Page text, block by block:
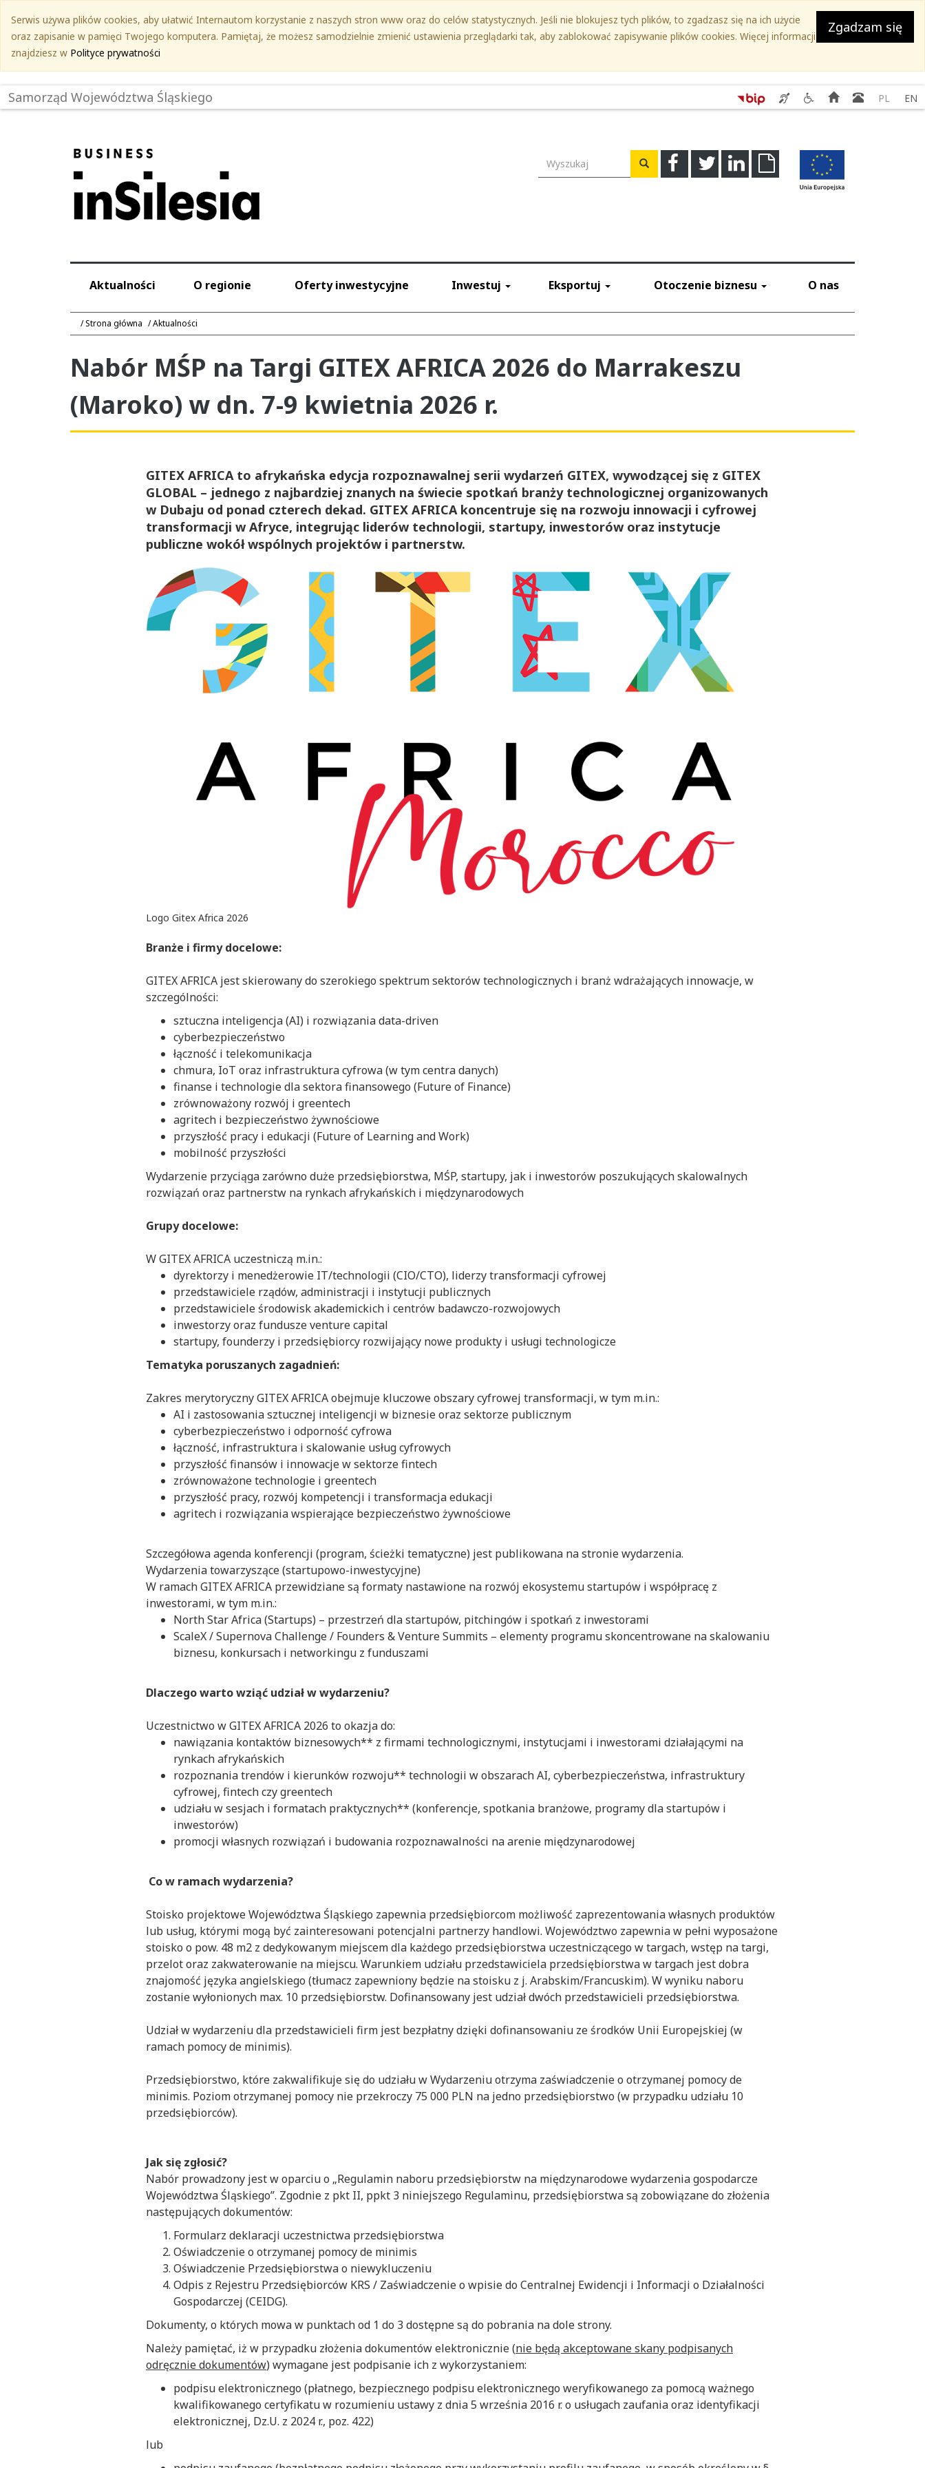
treści
głównej
Zgadzam się
Serwis używa plików cookies, aby ułatwić Internautom korzystanie z naszych stron www oraz do celów statystycznych. Jeśli nie blokujesz tych plików, to zgadzasz się na ich użycie
oraz zapisanie w pamięci Twojego komputera. Pamiętaj, że możesz samodzielnie zmienić ustawienia przeglądarki tak, aby zablokować zapisywanie plików cookies. Więcej informacji
znajdziesz w Polityce prywatności
Samorząd Województwa Śląskiego
Serwis
SEKAP
usług
tłumacza
migowego
Serwis
Ślaskie.
-
Kontakty
do
instytucji
Strona
główna
Książka
PL EN
FacebookTwitterLinkedinDownload
Wyszukiwarka Wyszukaj
Aktualności O regionie Oferty inwestycyjne Inwestuj Eksportuj Otoczenie biznesu O nas
Strona główna Aktualności
Nabór MŚP na Targi GITEX AFRICA 2026 do Marrakeszu
(Maroko) w dn. 7-9 kwietnia 2026 r.
GITEX AFRICA to afrykańska edycja rozpoznawalnej serii wydarzeń GITEX, wywodzącej się z GITEX
GLOBAL – jednego z najbardziej znanych na świecie spotkań branży technologicznej organizowanych
w Dubaju od ponad czterech dekad. GITEX AFRICA koncentruje się na rozwoju innowacji i cyfrowej
transformacji w Afryce, integrując liderów technologii, startupy, inwestorów oraz instytucje
publiczne wokół wspólnych projektów i partnerstw.
Logo Gitex Africa 2026
Branże i firmy docelowe:
GITEX AFRICA jest skierowany do szerokiego spektrum sektorów technologicznych i branż wdrażających innowacje, w
szczególności:
sztuczna inteligencja (AI) i rozwiązania data-driven
cyberbezpieczeństwo
łączność i telekomunikacja
chmura, IoT oraz infrastruktura cyfrowa (w tym centra danych)
finanse i technologie dla sektora finansowego (Future of Finance)
zrównoważony rozwój i greentech
agritech i bezpieczeństwo żywnościowe
przyszłość pracy i edukacji (Future of Learning and Work)
mobilność przyszłości
Wydarzenie przyciąga zarówno duże przedsiębiorstwa, MŚP, startupy, jak i inwestorów poszukujących skalowalnych
rozwiązań oraz partnerstw na rynkach afrykańskich i międzynarodowych
Grupy docelowe:
W GITEX AFRICA uczestniczą m.in.:
dyrektorzy i menedżerowie IT/technologii (CIO/CTO), liderzy transformacji cyfrowej
przedstawiciele rządów, administracji i instytucji publicznych
przedstawiciele środowisk akademickich i centrów badawczo-rozwojowych
inwestorzy oraz fundusze venture capital
startupy, founderzy i przedsiębiorcy rozwijający nowe produkty i usługi technologicze
Tematyka poruszanych zagadnień:
Zakres merytoryczny GITEX AFRICA obejmuje kluczowe obszary cyfrowej transformacji, w tym m.in.:
AI i zastosowania sztucznej inteligencji w biznesie oraz sektorze publicznym
cyberbezpieczeństwo i odporność cyfrowa
łączność, infrastruktura i skalowanie usług cyfrowych
przyszłość finansów i innowacje w sektorze fintech
zrównoważone technologie i greentech
przyszłość pracy, rozwój kompetencji i transformacja edukacji
agritech i rozwiązania wspierające bezpieczeństwo żywnościowe
Szczegółowa agenda konferencji (program, ścieżki tematyczne) jest publikowana na stronie wydarzenia.
Wydarzenia towarzyszące (startupowo-inwestycyjne)
W ramach GITEX AFRICA przewidziane są formaty nastawione na rozwój ekosystemu startupów i współpracę z
inwestorami, w tym m.in.:
North Star Africa (Startups) – przestrzeń dla startupów, pitchingów i spotkań z inwestorami
ScaleX / Supernova Challenge / Founders & Venture Summits – elementy programu skoncentrowane na skalowaniu
biznesu, konkursach i networkingu z funduszami
Dlaczego warto wziąć udział w wydarzeniu?
Uczestnictwo w GITEX AFRICA 2026 to okazja do:
nawiązania kontaktów biznesowych** z firmami technologicznymi, instytucjami i inwestorami działającymi na
rynkach afrykańskich
rozpoznania trendów i kierunków rozwoju** technologii w obszarach AI, cyberbezpieczeństwa, infrastruktury
cyfrowej, fintech czy greentech
udziału w sesjach i formatach praktycznych** (konferencje, spotkania branżowe, programy dla startupów i
inwestorów)
promocji własnych rozwiązań i budowania rozpoznawalności na arenie międzynarodowej
Co w ramach wydarzenia?
Stoisko projektowe Województwa Śląskiego zapewnia przedsiębiorcom możliwość zaprezentowania własnych produktów
lub usług, którymi mogą być zainteresowani potencjalni partnerzy handlowi. Województwo zapewnia w pełni wyposażone
stoisko o pow. 48 m2 z dedykowanym miejscem dla każdego przedsiębiorstwa uczestniczącego w targach, wstęp na targi,
przelot oraz zakwaterowanie na miejscu. Warunkiem udziału przedstawiciela przedsiębiorstwa w targach jest dobra
znajomość języka angielskiego (tłumacz zapewniony będzie na stoisku z j. Arabskim/Francuskim). W wyniku naboru
zostanie wyłonionych max. 10 przedsiębiorstw. Dofinansowany jest udział dwóch przedstawicieli przedsiębiorstwa.
Udział w wydarzeniu dla przedstawicieli firm jest bezpłatny dzięki dofinansowaniu ze środków Unii Europejskiej (w
ramach pomocy de minimis).
Przedsiębiorstwo, które zakwalifikuje się do udziału w Wydarzeniu otrzyma zaświadczenie o otrzymanej pomocy de
minimis. Poziom otrzymanej pomocy nie przekroczy 75 000 PLN na jedno przedsiębiorstwo (w przypadku udziału 10
przedsiębiorców).
Jak się zgłosić?
Nabór prowadzony jest w oparciu o „Regulamin naboru przedsiębiorstw na międzynarodowe wydarzenia gospodarcze
Województwa Śląskiego”. Zgodnie z pkt II, ppkt 3 niniejszego Regulaminu, przedsiębiorstwa są zobowiązane do złożenia
następujących dokumentów:
Formularz deklaracji uczestnictwa przedsiębiorstwa
Oświadczenie o otrzymanej pomocy de minimis
Oświadczenie Przedsiębiorstwa o niewykluczeniu
Odpis z Rejestru Przedsiębiorców KRS / Zaświadczenie o wpisie do Centralnej Ewidencji i Informacji o Działalności
Gospodarczej (CEIDG).
Dokumenty, o których mowa w punktach od 1 do 3 dostępne są do pobrania na dole strony.
Należy pamiętać, iż w przypadku złożenia dokumentów elektronicznie (nie będą akceptowane skany podpisanych
odręcznie dokumentów) wymagane jest podpisanie ich z wykorzystaniem:
podpisu elektronicznego (płatnego, bezpiecznego podpisu elektronicznego weryfikowanego za pomocą ważnego
kwalifikowanego certyfikatu w rozumieniu ustawy z dnia 5 września 2016 r. o usługach zaufania oraz identyfikacji
elektronicznej, Dz.U. z 2024 r., poz. 422)
lub